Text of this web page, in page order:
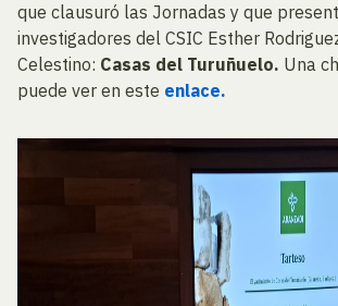
que clausuró las Jornadas y que
investigadores del CSIC Esther
Celestino: Casas del Turuñuelo. Una
puede ver en este enlace.